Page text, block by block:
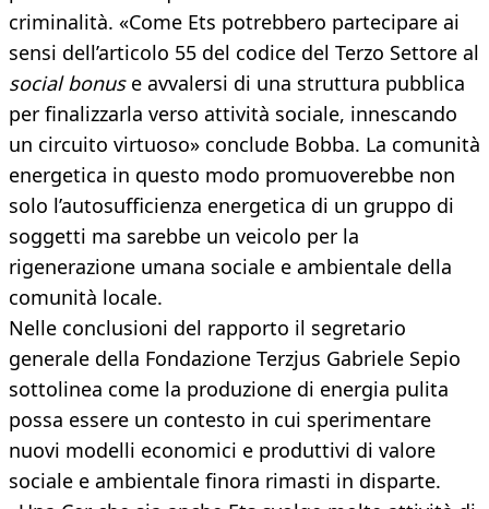
criminalità. «Come Ets potrebbero partecipare ai
sensi dell’articolo 55 del codice del Terzo Settore al
social bonus e avvalersi di una struttura pubblica
per finalizzarla verso attività sociale, innescando
un circuito virtuoso» conclude Bobba. La comunità
energetica in questo modo promuoverebbe non
solo l’autosufficienza energetica di un gruppo di
soggetti ma sarebbe un veicolo per la
rigenerazione umana sociale e ambientale della
comunità locale.
Nelle conclusioni del rapporto il segretario
generale della Fondazione Terzjus Gabriele Sepio
sottolinea come la produzione di energia pulita
possa essere un contesto in cui sperimentare
nuovi modelli economici e produttivi di valore
sociale e ambientale finora rimasti in disparte.